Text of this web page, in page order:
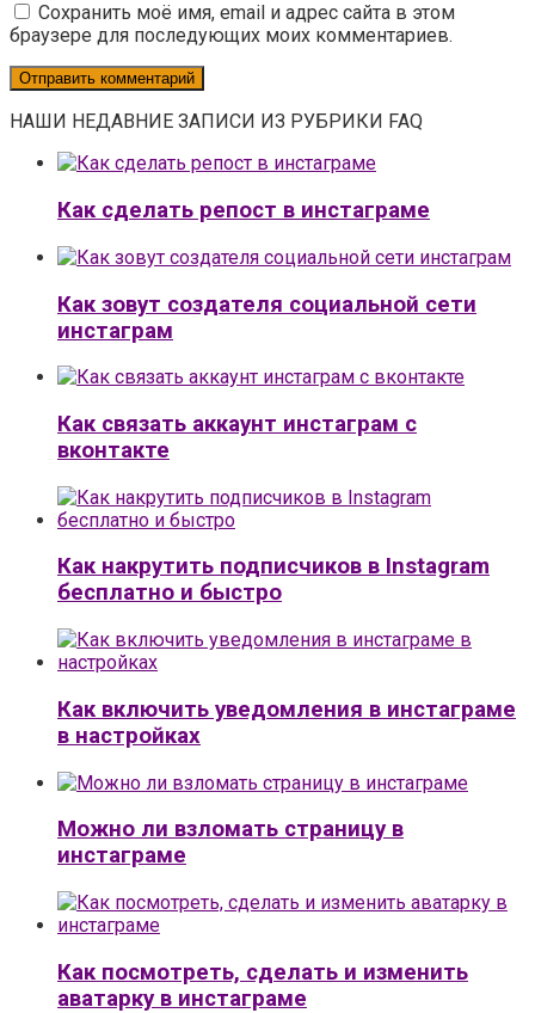
Сохранить моё имя, email и адрес сайта в этом
браузере для последующих моих комментариев.
НАШИ НЕДАВНИЕ ЗАПИСИ ИЗ РУБРИКИ FAQ
Как сделать репост в инстаграме
Как зовут создателя социальной сети
инстаграм
Как связать аккаунт инстаграм с
вконтакте
Как накрутить подписчиков в Instagram
бесплатно и быстро
Как включить уведомления в инстаграме
в настройках
Можно ли взломать страницу в
инстаграме
Как посмотреть, сделать и изменить
аватарку в инстаграме